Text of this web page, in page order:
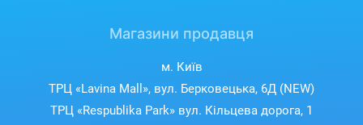
Магазини продавця
м. Київ
ТРЦ «Lavina Mall», вул. Берковецька, 6Д (NEW)
ТРЦ «Respublika Park» вул. Кільцева дорога, 1